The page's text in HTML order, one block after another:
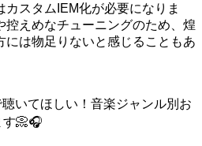
スタムIEM化が必要になりま
控えめなチューニングのため、煌
には物足りないと感じることもあ
いてほしい！音楽ジャンル別お
す📀🎧